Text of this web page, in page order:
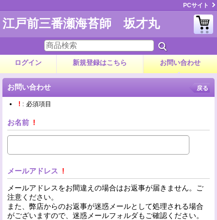
PCサイト
江戸前三番瀬海苔師 坂才丸
ログイン 新規登録はこちら お問い合わせ
お問い合わせ 戻る
! : 必須項目
お名前 !
メールアドレス !
メールアドレスをお間違えの場合はお返事が届きません。ご
注意ください。
また、弊店からのお返事が迷惑メールとして処理される場合
がございますので、迷惑メールフォルダもご確認ください。